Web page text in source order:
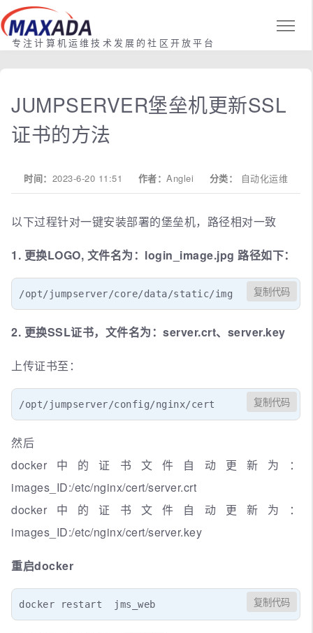
专注计算机运维技术发展的社区开放平台
JUMPSERVER堡垒机更新SSL
证书的方法
时间： 2023-6-20 11:51 作者： Anglei 分类： 自动化运维
以下过程针对一键安装部署的堡垒机，路径相对一致
1. 更换LOGO, 文件名为：login_image.jpg 路径如下：
/opt/jumpserver/core/data/static/img 复制代码
2. 更换SSL证书，文件名为：server.crt、server.key
上传证书至：
/opt/jumpserver/config/nginx/cert 复制代码
然后
docker中的证书文件自动更新为：
images_ID:/etc/nginx/cert/server.crt
docker中的证书文件自动更新为：
images_ID:/etc/nginx/cert/server.key
重启docker
docker restart  jms_web 复制代码